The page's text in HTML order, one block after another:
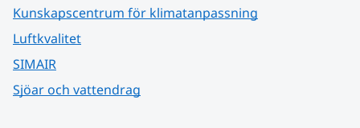
Kunskapscentrum för klimatanpassning
Luftkvalitet
SIMAIR
Sjöar och vattendrag